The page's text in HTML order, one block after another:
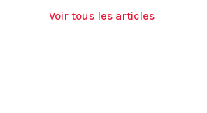
Voir tous les articles